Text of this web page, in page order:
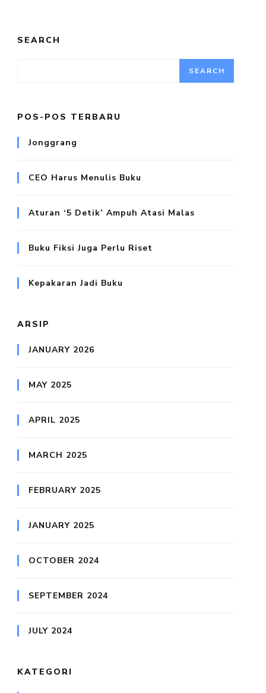
SEARCH
SEARCH
POS-POS TERBARU
Jonggrang
CEO Harus Menulis Buku
Aturan ‘5 Detik’ Ampuh Atasi Malas
Buku Fiksi Juga Perlu Riset
Kepakaran Jadi Buku
ARSIP
JANUARY 2026
MAY 2025
APRIL 2025
MARCH 2025
FEBRUARY 2025
JANUARY 2025
OCTOBER 2024
SEPTEMBER 2024
JULY 2024
KATEGORI